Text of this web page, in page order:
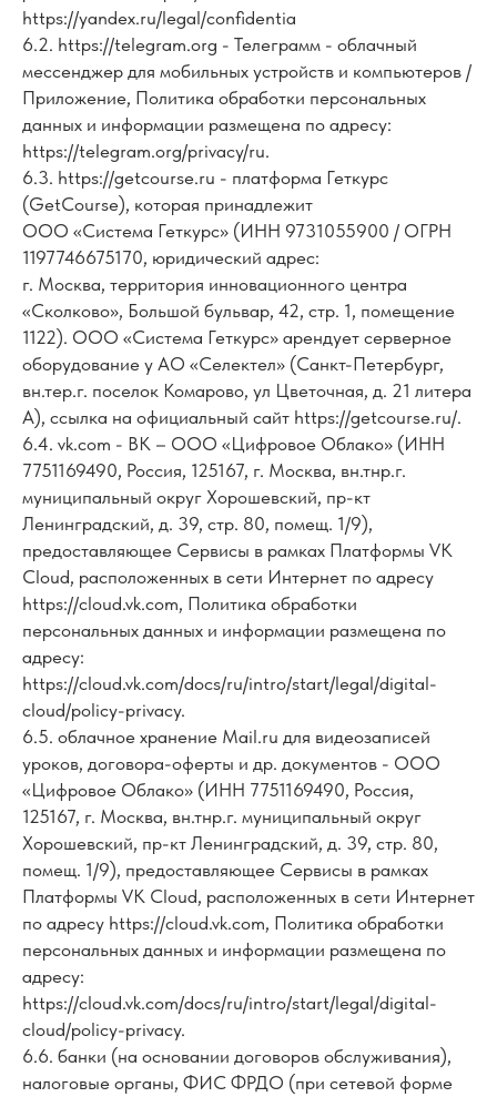
https://yandex.ru/legal/confidentia
6.2. https://telegram.org - Телеграмм - облачный
мессенджер для мобильных устройств и компьютеров /
Приложение, Политика обработки персональных
данных и информации размещена по адресу:
https://telegram.org/privacy/ru.
6.3. https://getcourse.ru - платформа Геткурс
(GetCourse), которая принадлежит
ООО «Система Геткурс» (ИНН 9731055900 / ОГРН
1197746675170, юридический адрес:
г. Москва, территория инновационного центра
«Сколково», Большой бульвар, 42, стр. 1, помещение
1122). ООО «Система Геткурс» арендует серверное
оборудование у АО «Селектел» (Санкт-Петербург,
вн.тер.г. поселок Комарово, ул Цветочная, д. 21 литера
А), ссылка на официальный сайт https://getcourse.ru/.
6.4. vk.com - ВК – ООО «Цифровое Облако» (ИНН
7751169490, Россия, 125167, г. Москва, вн.тнр.г.
муниципальный округ Хорошевский, пр-кт
Ленинградский, д. 39, стр. 80, помещ. 1/9),
предоставляющее Сервисы в рамках Платформы VK
Cloud, расположенных в сети Интернет по адресу
https://cloud.vk.com, Политика обработки
персональных данных и информации размещена по
адресу:
https://cloud.vk.com/docs/ru/intro/start/legal/digital-
cloud/policy-privacy.
6.5. облачное хранение Mail.ru для видеозаписей
уроков, договора-оферты и др. документов - ООО
«Цифровое Облако» (ИНН 7751169490, Россия,
125167, г. Москва, вн.тнр.г. муниципальный округ
Хорошевский, пр-кт Ленинградский, д. 39, стр. 80,
помещ. 1/9), предоставляющее Сервисы в рамках
Платформы VK Cloud, расположенных в сети Интернет
по адресу https://cloud.vk.com, Политика обработки
персональных данных и информации размещена по
адресу:
https://cloud.vk.com/docs/ru/intro/start/legal/digital-
cloud/policy-privacy.
6.6. банки (на основании договоров обслуживания),
налоговые органы, ФИС ФРДО (при сетевой форме